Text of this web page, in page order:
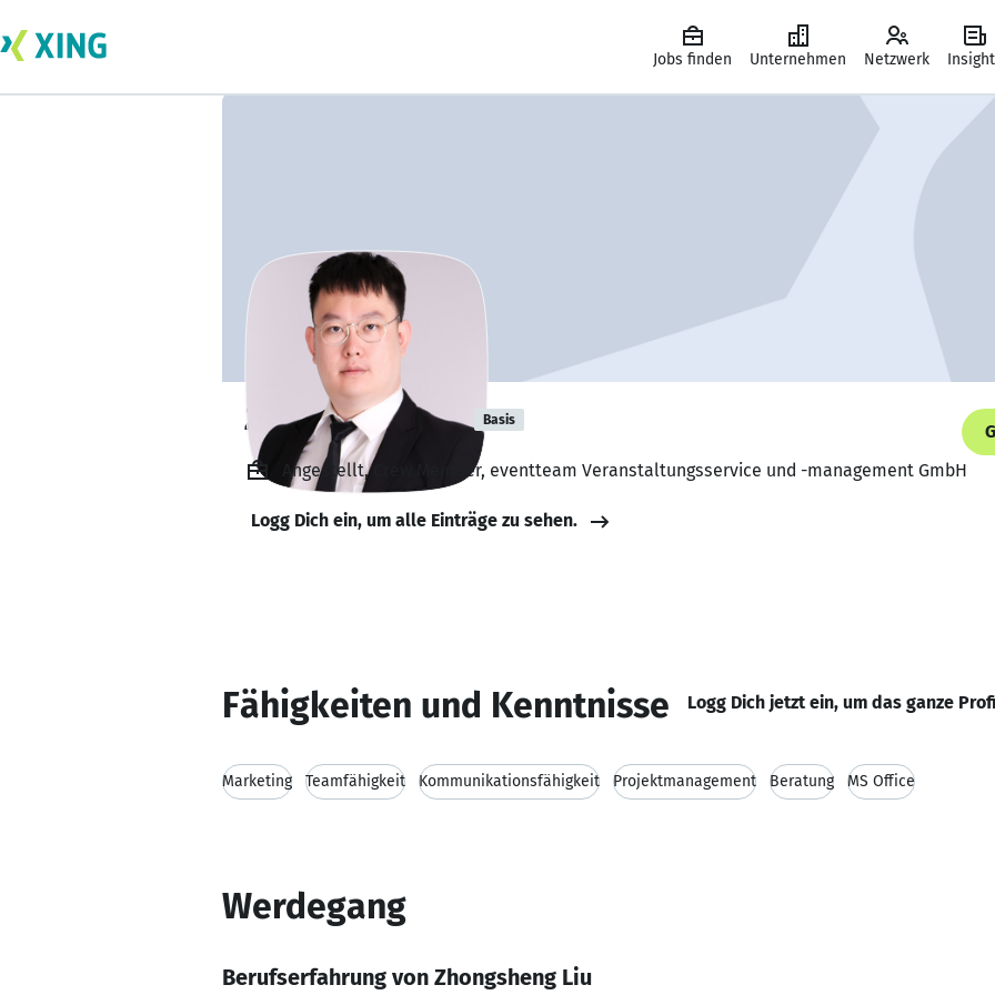
Jobs finden Unternehmen Netzwerk
Zhongsheng Liu Basis
Angestellt, Crew Member, eventteam Veranstaltungsservice und -management GmbH
Logg Dich ein, um alle Einträge zu sehen.
Fähigkeiten und Kenntnisse Logg Dich jetzt ein, um das ganze
Marketing Teamfähigkeit Kommunikationsfähigkeit Projektmanagement Beratung MS Office
Werdegang
Berufserfahrung von Zhongsheng Liu